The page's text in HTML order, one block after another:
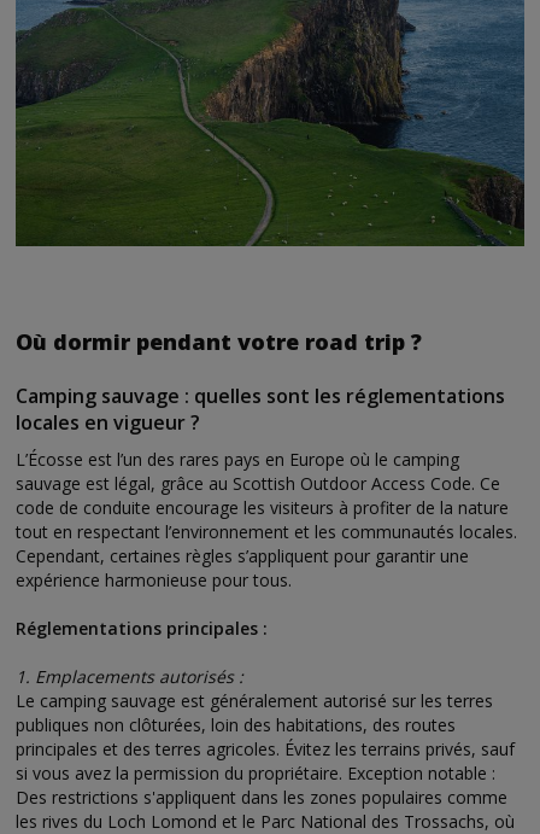
Où dormir pendant votre road trip ?
Camping sauvage : quelles sont les réglementations
locales en vigueur ?
L’Écosse est l’un des rares pays en Europe où le camping
sauvage est légal, grâce au Scottish Outdoor Access Code. Ce
code de conduite encourage les visiteurs à profiter de la nature
tout en respectant l’environnement et les communautés locales.
Cependant, certaines règles s’appliquent pour garantir une
expérience harmonieuse pour tous.
Réglementations principales :
1. Emplacements autorisés :
Le camping sauvage est généralement autorisé sur les terres
publiques non clôturées, loin des habitations, des routes
principales et des terres agricoles. Évitez les terrains privés, sauf
si vous avez la permission du propriétaire. Exception notable :
Des restrictions s'appliquent dans les zones populaires comme
les rives du Loch Lomond et le Parc National des Trossachs, où